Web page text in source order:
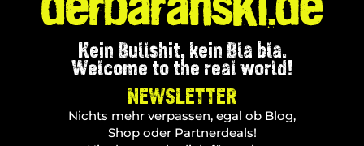
Kein Bullshit, kein Bla bla.
Welcome to the real world!
NEWSLETTER
Nichts mehr verpassen, egal ob Blog,
Shop oder Partnerdeals!